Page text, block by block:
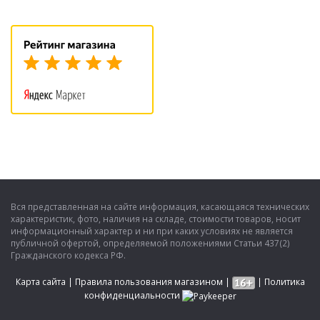
Вся представленная на сайте информация, касающаяся технических
характеристик, фото, наличия на складе, стоимости товаров, носит
информационный характер и ни при каких условиях не является
публичной офертой, определяемой положениями Статьи 437(2)
Гражданского кодекса РФ.
Карта сайта | Правила пользования магазином | | Политика
конфиденциальности